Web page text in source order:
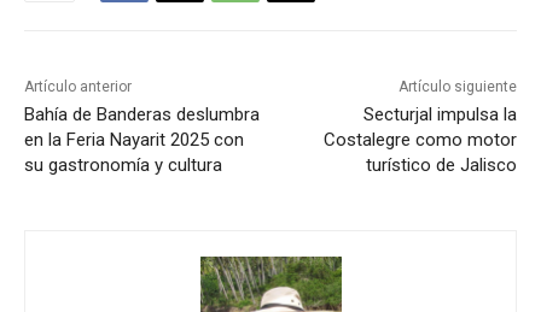
Artículo anterior
Bahía de Banderas deslumbra
en la Feria Nayarit 2025 con
su gastronomía y cultura
Artículo siguiente
Secturjal impulsa la
Costalegre como motor
turístico de Jalisco